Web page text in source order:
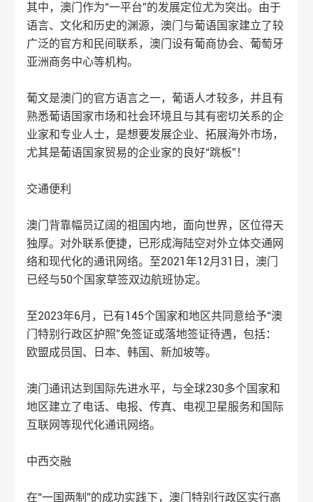
其中，澳门作为“一平台”的发展定位尤为突出。由于
语言、文化和历史的渊源，澳门与葡语国家建立了较
广泛的官方和民间联系，澳门设有葡商协会、葡萄牙
亚洲商务中心等机构。
葡文是澳门的官方语言之一，葡语人才较多，并且有
熟悉葡语国家市场和社会环境且与其有密切关系的企
业家和专业人士，是想要发展企业、拓展海外市场，
尤其是葡语国家贸易的企业家的良好“跳板”！
交通便利
澳门背靠幅员辽阔的祖国内地，面向世界，区位得天
独厚。对外联系便捷，已形成海陆空对外立体交通网
络和现代化的通讯网络。至2021年12月31日，澳门
已经与50个国家草签双边航班协定。
至2023年6月，已有145个国家和地区共同意给予“澳
门特别行政区护照”免签证或落地签证待遇，包括：
欧盟成员国、日本、韩国、新加坡等。
澳门通讯达到国际先进水平，与全球230多个国家和
地区建立了电话、电报、传真、电视卫星服务和国际
互联网等现代化通讯网络。
中西交融
在“一国两制”的成功实践下，澳门特别行政区实行高